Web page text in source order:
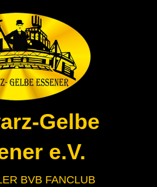
Gelbe
e.V.
BVB FANCLUB